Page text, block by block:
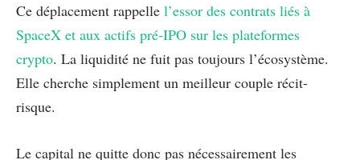
Ce déplacement rappelle l’essor des contrats liés à
SpaceX et aux actifs pré-IPO sur les plateformes
crypto. La liquidité ne fuit pas toujours l’écosystème.
Elle cherche simplement un meilleur couple récit-
risque.
Le capital ne quitte donc pas nécessairement les